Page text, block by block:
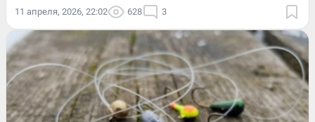
11 апреля, 2026, 22:02 628 3